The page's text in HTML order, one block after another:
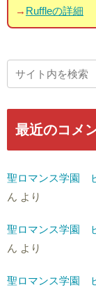
→ Ruffleの詳細
最近のコメ
聖ロマンス学園
ん より
聖ロマンス学園
ん より
聖ロマンス学園